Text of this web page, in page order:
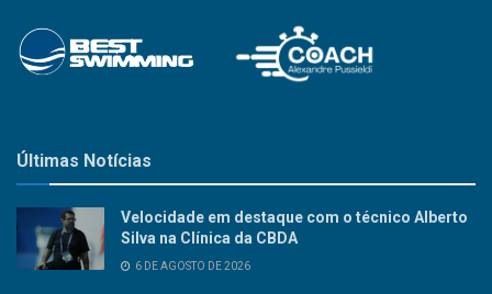
Últimas Notícias
Velocidade em destaque com o técnico Alberto
Silva na Clínica da CBDA
6 DE AGOSTO DE 2026